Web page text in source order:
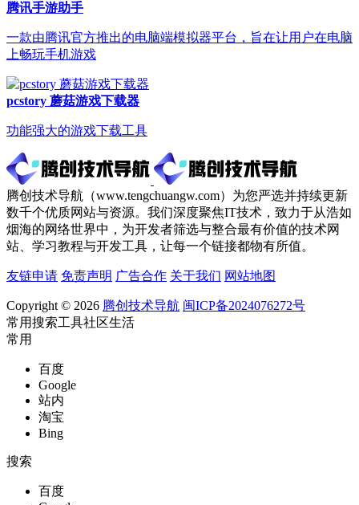
腾讯手游助手
一款由腾讯官方推出的电脑端模拟器平台，旨在让用户在电脑
上畅玩手机游戏
pcstory 蘑菇游戏下载器
功能强大的游戏下载工具
腾创技术导航（www.tengchuangw.com）为您严选并持续更新
数千个优质网站与资源。我们深度聚焦IT技术，致力于从浩如
烟海的网络世界中，为开发者筛选与整合最有价值的技术网
站、学习教程与开发工具，让每一个链接都物有所值。
友链申请 免责声明 广告合作 关于我们 网站地图
Copyright © 2026 腾创技术导航 闽ICP备2024076272号
常用搜索工具社区生活
常用
百度
Google
站内
淘宝
Bing
搜索
百度